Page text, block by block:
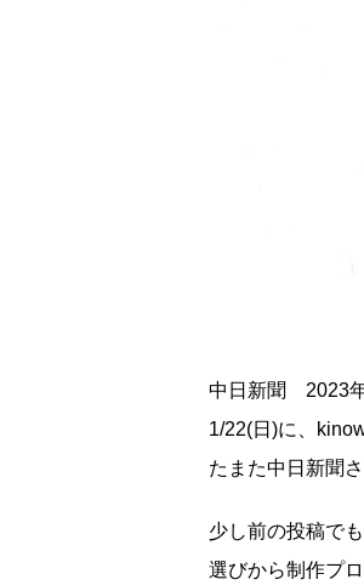
中日新聞 2023
1/22(日)に、
たまた中日新聞
少し前の投稿で
選びから制作プ